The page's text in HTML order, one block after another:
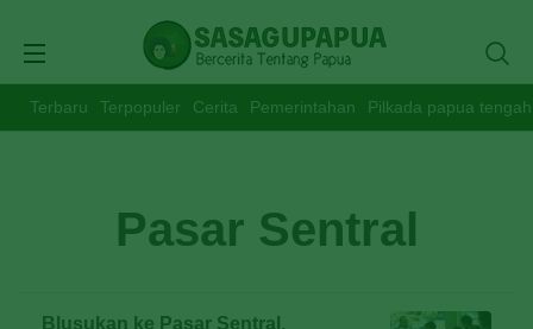
Terbaru Terpopuler Cerita Pemerintahan Pilkada papua tengah
Pasar Sentral
Blusukan ke Pasar Sentral,